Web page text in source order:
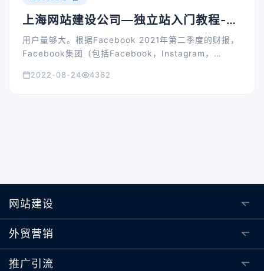
上海网站建设公司—独立站入门教程-
Facebook广告入门
用户量够大。根据Facebook 2021年第二季度的财报，
Facebook集团（包括Facebook，Instagram，
整体月活跃用户达到29亿人，日活跃用户达到19亿人，
2022-08-24 4362
网站建设
外贸营销
推广引流